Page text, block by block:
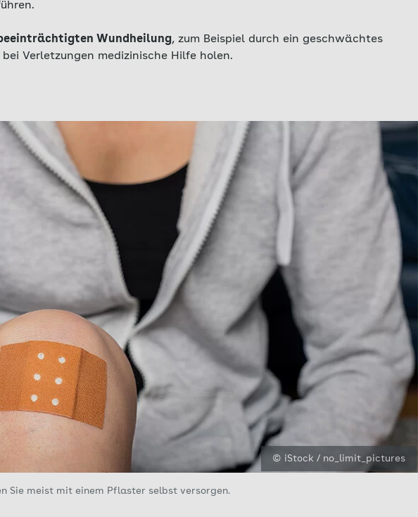
Wundheilung, zum Beispiel durch ein geschwächtes
Verletzungen medizinische Hilfe holen.
© iStock / no_limit_pictures
Sie meist mit einem Pflaster selbst versorgen.